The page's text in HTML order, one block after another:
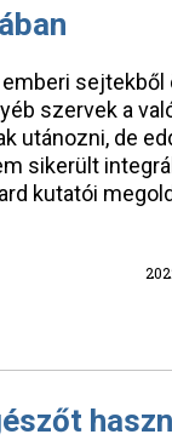
sejtekből
szervek a
utánozni, de
sikerült
kutatói